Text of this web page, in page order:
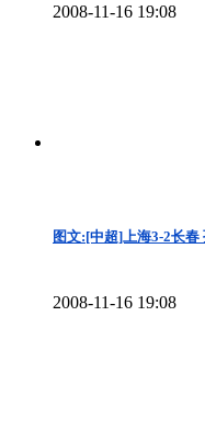
2008-11-16 19:08
图文:[中超]上海3-2长春
2008-11-16 19:08